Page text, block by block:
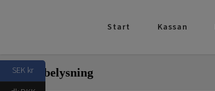
Start Kassan
skyltbelysning
SEK kr